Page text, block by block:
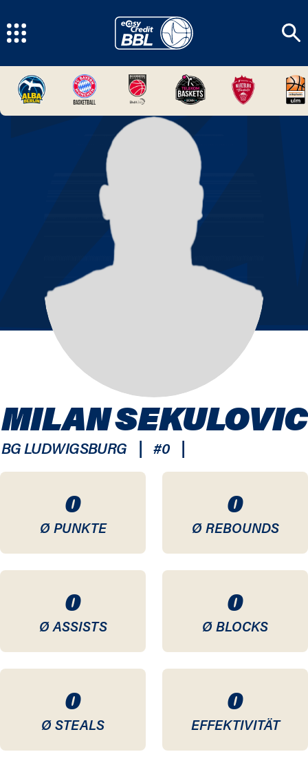
0
Ø PUNKTE
0
Ø REBOUNDS
0
Ø ASSISTS
0
Ø BLOCKS
0
Ø STEALS
0
EFFEKTIVITÄT
MILAN SEKULOVIC
BG LUDWIGSBURG | #0 |